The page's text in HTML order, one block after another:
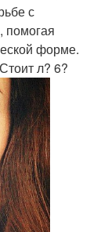
с
помогая
форме.
л? 6?